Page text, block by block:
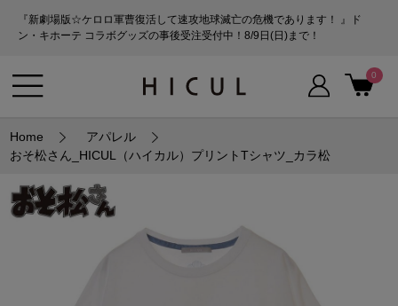
『新劇場版☆ケロロ軍曹復活して速攻地球滅亡の危機であります！ 』ド
ン・キホーテ コラボグッズの事後受注受付中！8/9日(日)まで！
0
Home
アパレル
おそ松さん_HICUL（ハイカル）プリントTシャツ_カラ松